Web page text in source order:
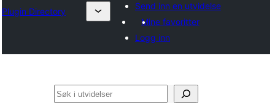
Plugin Directory
Send inn en utvidelse
Mine favoritter
Logg inn
Søk